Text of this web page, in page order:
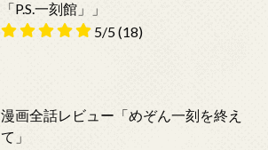
「P.S.一刻館」」
5/5(18)
漫画全話レビュー「めぞん一刻を終え
て」